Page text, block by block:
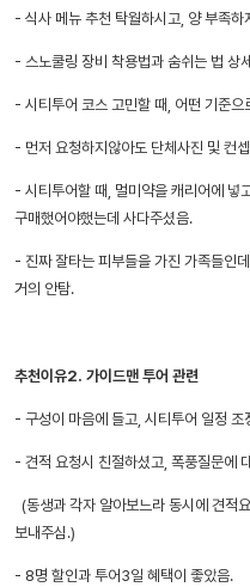
- 식사 메뉴 추천 탁월하시고, 양 부족
- 스노쿨링 장비 착용법과 숨쉬는 법 상
- 시티투어 코스 고민할 때, 어떤 기준
- 먼저 요청하지않아도 단체사진 및 컨
- 시티투어할 때, 멀미약을 캐리어에 넣
구매했어야했는데 사다주셨음.
- 진짜 잘타는 피부들을 가진 가족들인
거의 안탐.
추천이유2. 가이드맨 투어 관련
- 구성이 마음에 들고, 시티투어 일정 조
- 견적 요청시 친절하셨고, 폭풍질문에
(동생과 각자 알아보느라 동시에 견적
보내주심.)
- 8명 할인과 투어3일 혜택이 좋았음.